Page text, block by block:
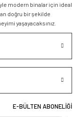
modern binalar için ideal
doğru bir şekilde
yaşayacaksınız.
E-BÜLTEN ABONELİĞİ